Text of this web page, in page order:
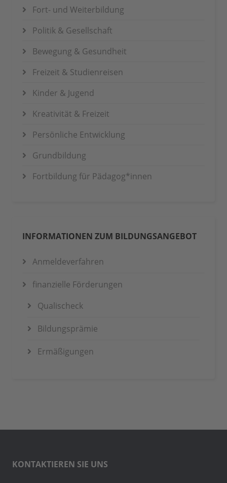
Fort- und Weiterbildung
Politik & Gesellschaft
Bewegung & Gesundheit
Freizeit & Studienreisen
Kinder & Jugend
Kreativität & Freizeit
Persönliche Entwicklung
Grundbildung
Fortbildung für Pädagog*innen
INFORMATIONEN ZUM BILDUNGSANGEBOT
Anmeldeverfahren
finanzielle Förderungen
Qualischeck
Bildungsprämie
Ermäßigungen
KONTAKTIEREN SIE UNS